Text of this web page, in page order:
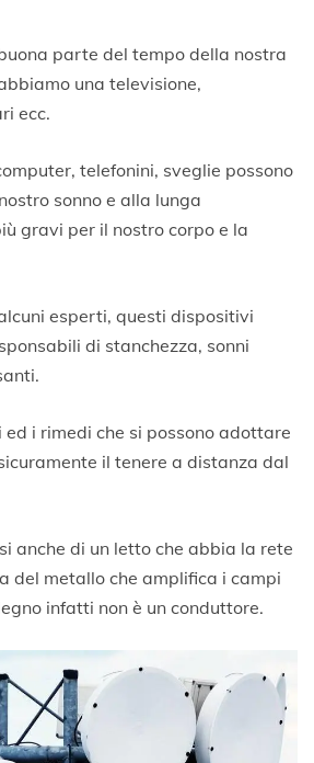
parte del tempo della nostra
una televisione,
ecc.
telefonini, sveglie possono
sonno e alla lunga
gravi per il nostro corpo e la
esperti, questi dispositivi
di stanchezza, sonni
i rimedi che si possono adottare
il tenere a distanza dal
anche di un letto che abbia la rete
del metallo che amplifica i campi
infatti non è un conduttore.